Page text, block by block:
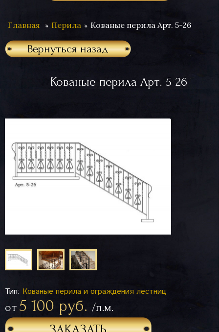
Главная Перила Кованые перила Арт. 5-26
Вернуться назад
Кованые перила Арт. 5-26
Тип: Кованые перила и ограждения лестниц
от 5 100 руб. /п.м.